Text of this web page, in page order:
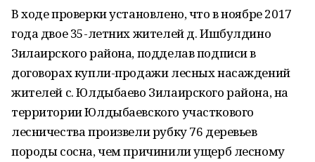
В ходе проверки установлено, что в ноябре 2017
года двое 35-летних жителей д. Ишбулдино
Зилаирского района, подделав подписи в
договорах купли-продажи лесных насаждений
жителей с. Юлдыбаево Зилаирского района, на
территории Юлдыбаевского участкового
лесничества произвели рубку 76 деревьев
породы сосна, чем причинили ущерб лесному